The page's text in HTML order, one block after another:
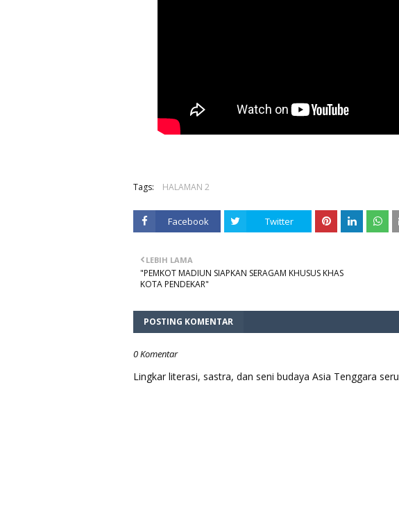
Tags: HALAMAN 2
Facebook Twitter
LEBIH LAMA
"PEMKOT MADIUN SIAPKAN SERAGAM KHUSUS KHAS
KOTA PENDEKAR"
POSTING KOMENTAR
0 Komentar
Lingkar literasi, sastra, dan seni budaya Asia Tenggara